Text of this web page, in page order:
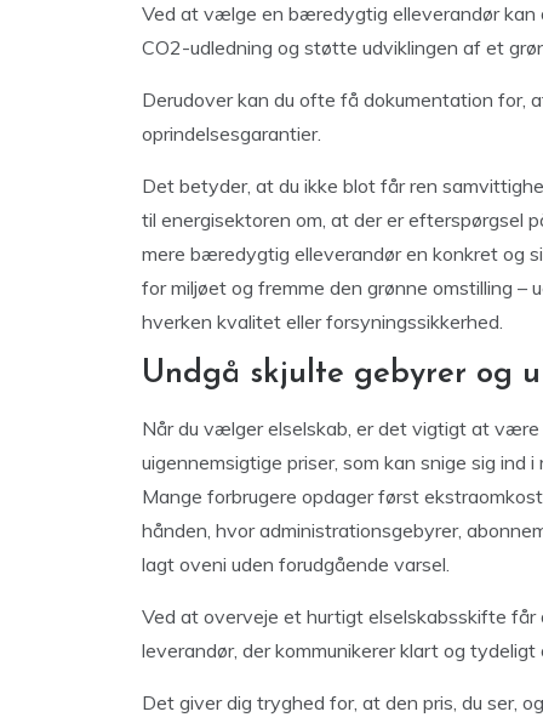
Ved at vælge en bæredygtig elleverandør kan
CO2-udledning og støtte udviklingen af et
Derudover kan du ofte få dokumentation for,
oprindelsesgarantier.
Det betyder, at du ikke blot får ren
til energisektoren om, at der er efterspørgsel
mere bæredygtig elleverandør en konkret og
for miljøet og fremme den grønne omstilling –
hverken kvalitet eller forsyningssikkerhed.
Undgå skjulte gebyrer og
Når du vælger elselskab, er det vigtigt at
uigennemsigtige priser, som kan snige sig
Mange forbrugere opdager først
hånden, hvor administrationsgebyrer,
lagt oveni uden forudgående varsel.
Ved at overveje et hurtigt elselskabsskifte
leverandør, der kommunikerer klart og
Det giver dig tryghed for, at den pris, du ser,